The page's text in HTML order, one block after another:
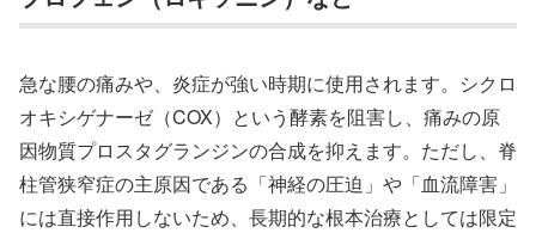
急な腰の痛みや、炎症が強い時期に使用されます。シクロ
オキシゲナーゼ（COX）という酵素を阻害し、痛みの原
因物質プロスタグランジンの合成を抑えます。ただし、脊
柱管狭窄症の主原因である「神経の圧迫」や「血流障害」
には直接作用しないため、長期的な根本治療としては限定